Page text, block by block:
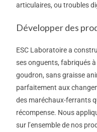
articulaires, ou troubles
Développer des
ESC Laboratoire a
ses onguents, fabriqués à
goudron, sans graisse
parfaitement aux
des maréchaux-ferrants
récompense. Nous
sur l’ensemble de nos